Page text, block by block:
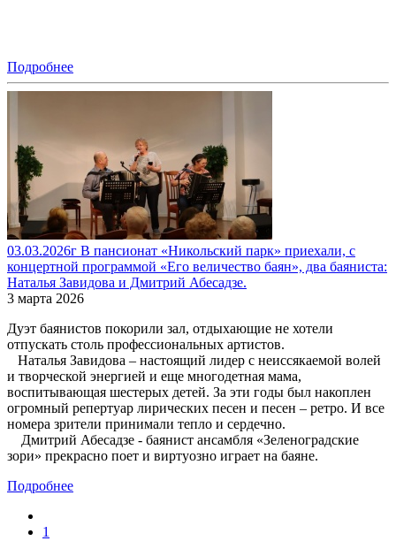
Подробнее
03.03.2026г В пансионат «Никольский парк» приехали, с
концертной программой «Его величество баян», два баяниста:
Наталья Завидова и Дмитрий Абесадзе.
3 марта 2026
Дуэт баянистов покорили зал, отдыхающие не хотели
отпускать столь профессиональных артистов.
Наталья Завидова – настоящий лидер с неиссякаемой волей
и творческой энергией и еще многодетная мама,
воспитывающая шестерых детей. За эти годы был накоплен
огромный репертуар лирических песен и песен – ретро. И все
номера зрители принимали тепло и сердечно.
Дмитрий Абесадзе - баянист ансамбля «Зеленоградские
зори» прекрасно поет и виртуозно играет на баяне.
Подробнее
1